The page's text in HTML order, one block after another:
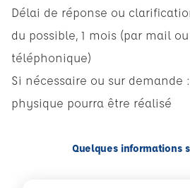
Délai de réponse ou
du possible, 1 mois (par mail
téléphonique)
Si nécessaire ou sur demande
physique pourra être réalisé
Quelques informations